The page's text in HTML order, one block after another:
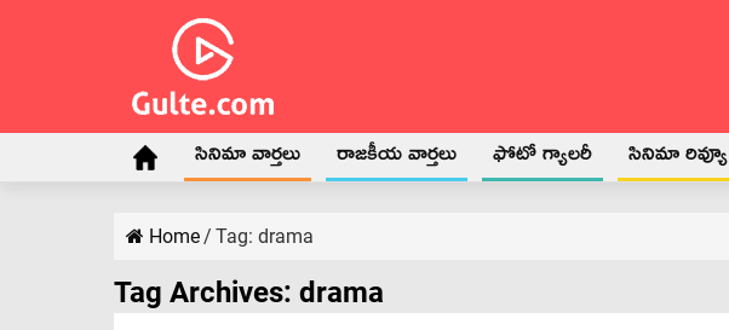
సినిమా వార్తలు రాజకీయ వార్తలు ఫోటో గ్యాలరీ సినిమా రివ్యూ
Home/ Tag: drama
Tag Archives: drama